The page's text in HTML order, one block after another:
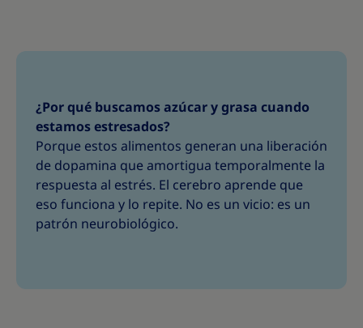
¿Por qué buscamos azúcar y grasa cuando
estamos estresados?
Porque estos alimentos generan una liberación
de dopamina que amortigua temporalmente la
respuesta al estrés. El cerebro aprende que
eso funciona y lo repite. No es un vicio: es un
patrón neurobiológico.